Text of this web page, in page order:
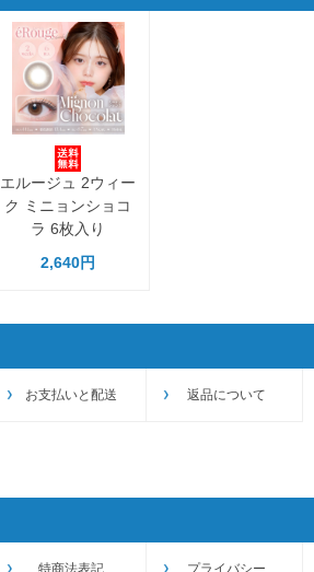
エルージュ 2ウィー
ク ミニョンショコ
ラ 6枚入り
2,640円
お支払いと配送 返品について
特商法表記 プライバシー